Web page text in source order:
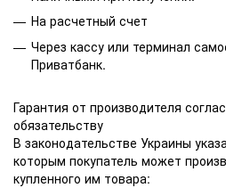
На расчетный счет
Через кассу или терминал
Приватбанк.
Гарантия от производителя
обязательству
В законодательстве Украины
которым покупатель может
купленного им товара: